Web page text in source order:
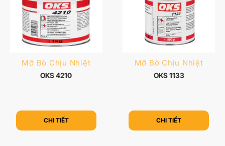
Mỡ Bò Chịu Nhiệt
OKS 4210
CHI TIẾT
Mỡ Bò Chịu Nhiệt
OKS 1133
CHI TIẾT